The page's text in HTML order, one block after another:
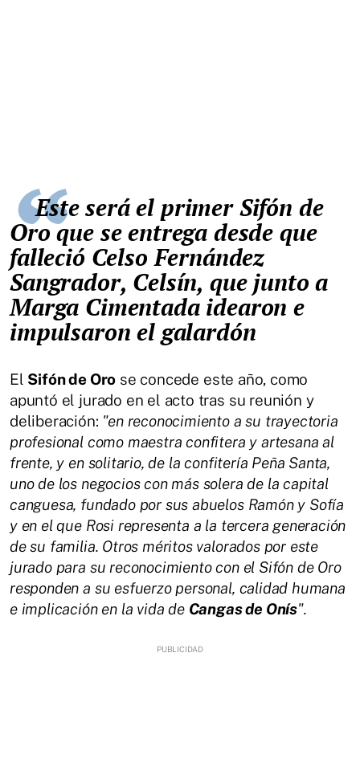
Este será el primer Sifón de
Oro que se entrega desde que
falleció Celso Fernández
Sangrador, Celsín, que junto a
Marga Cimentada idearon e
impulsaron el galardón
El Sifón de Oro se concede este año, como
apuntó el jurado en el acto tras su reunión y
deliberación: "en reconocimiento a su trayectoria
profesional como maestra confitera y artesana al
frente, y en solitario, de la confitería Peña Santa,
uno de los negocios con más solera de la capital
canguesa, fundado por sus abuelos Ramón y Sofía
y en el que Rosi representa a la tercera generación
de su familia. Otros méritos valorados por este
jurado para su reconocimiento con el Sifón de Oro
responden a su esfuerzo personal, calidad humana
e implicación en la vida de Cangas de Onís".